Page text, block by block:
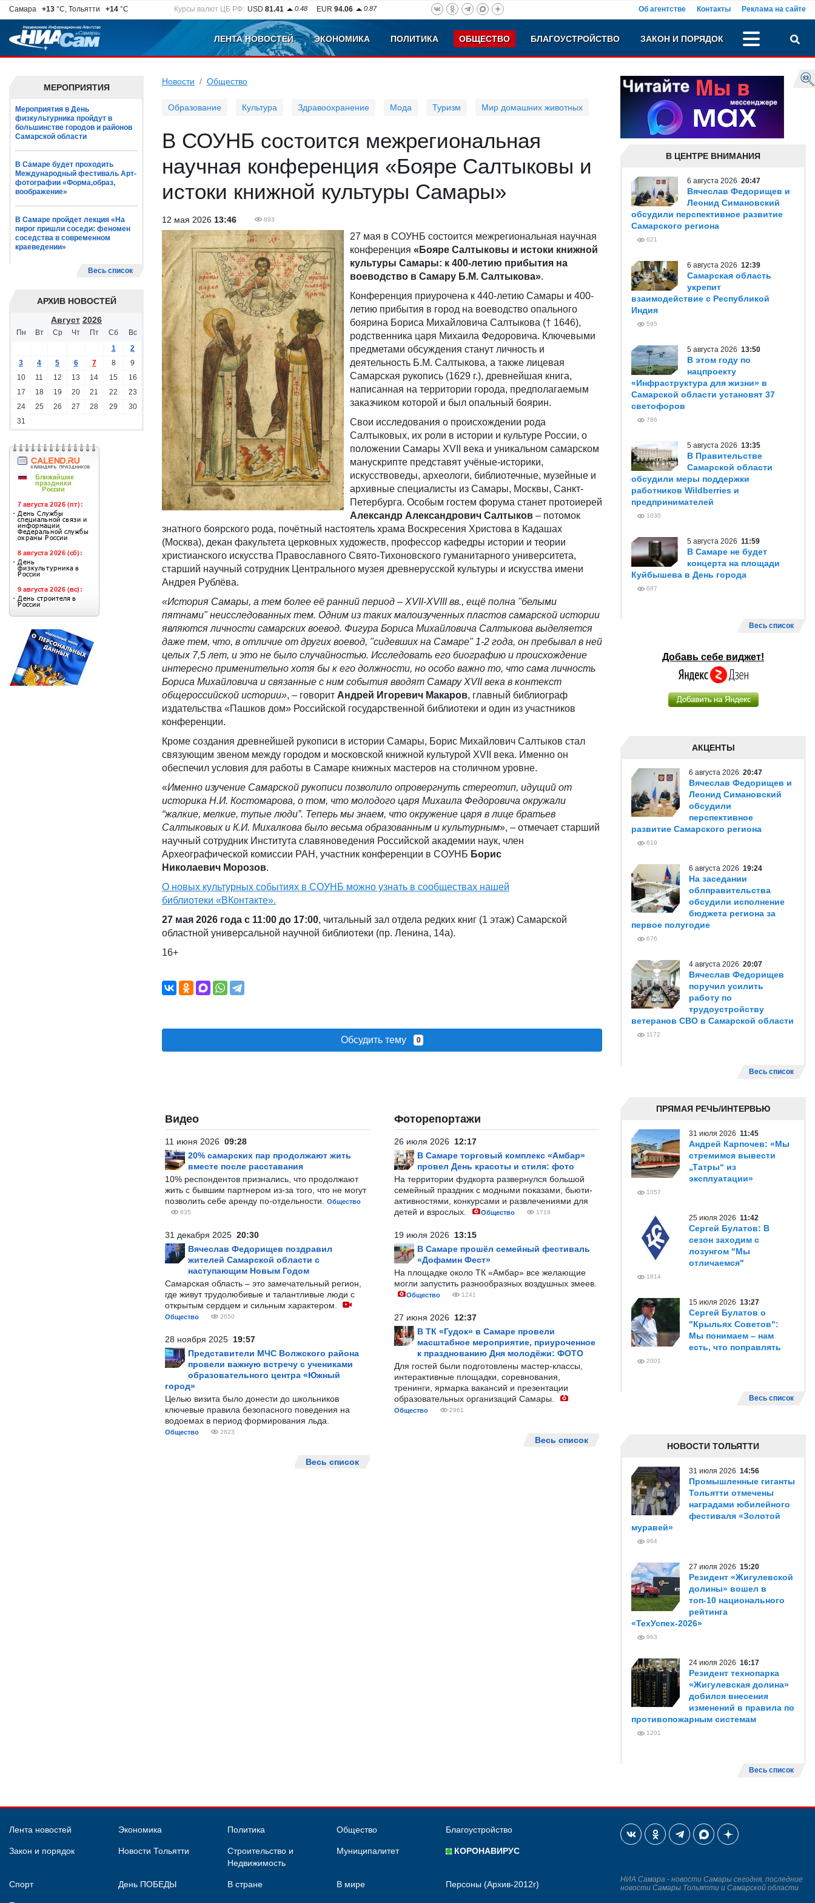
Самара +13 °C, Тольятти +14 °C Курсы валют ЦБ РФ: USD 81.41 0.48 EUR 94.06 0.87 Об агентстве Контакты Реклама на сайте
ЛЕНТА НОВОСТЕЙ ЭКОНОМИКА ПОЛИТИКА ОБЩЕСТВО БЛАГОУСТРОЙСТВО ЗАКОН И ПОРЯДОК
МЕРОПРИЯТИЯ
Мероприятия в День
физкультурника пройдут в
большинстве городов и районов
Самарской области
В Самаре будет проходить
Международный фестиваль Арт-
фотографии «Форма,образ,
воображение»
В Самаре пройдет лекция «На
пирог пришли соседи: феномен
соседства в современном
краеведении»
Весь список
АРХИВ НОВОСТЕЙ
Август 2026
Пн Вт Ср Чт Пт Сб
Вс
1
2
3
4 5 6 7 8
9
10
11 12 13 14 15
16
17
18 19 20 21 22
23
24
25 26 27 28 29
30
31
Новости Общество
Образование Культура Здравоохранение Мода Туризм Мир домашних животных
В СОУНБ состоится межрегиональная
научная конференция «Бояре Салтыковы и
истоки книжной культуры Самары»
12 мая 2026 13:46 893
27 мая в СОУНБ состоится межрегиональная научная
конференция «Бояре Салтыковы и истоки книжной
культуры Самары: к 400-летию прибытия на
воеводство в Самару Б.М. Салтыкова».
Конференция приурочена к 440-летию Самары и 400-
летию прибытия в город на воеводство опального
боярина Бориса Михайловича Салтыкова († 1646),
родственника царя Михаила Федоровича. Ключевыми
предметами обсуждения станут личность и
деятельность Б.М. Салтыкова, а также лицевая
Самарская рукопись (1629 г.), древнейшая книга,
написанная на территории города, предполагаемым
заказчиком которой и был опальный боярин.
Свои исследования о происхождении рода
Салтыковых, их роли в истории и культуре России, о
положении Самары XVII века и уникальном самарском
манускрипте представят учёные-историки,
искусствоведы, археологи, библиотечные, музейные и
архивные специалисты из Самары, Москвы, Санкт-
Петербурга. Особым гостем форума станет протоиерей
Александр Александрович Салтыков – потомок
знатного боярского рода, почётный настоятель храма Воскресения Христова в Кадашах
(Москва), декан факультета церковных художеств, профессор кафедры истории и теории
христианского искусства Православного Свято-Тихоновского гуманитарного университета,
старший научный сотрудник Центрального музея древнерусской культуры и искусства имени
Андрея Рублёва.
«История Самары, а тем более её ранний период – XVII-XVIII вв., ещё полна "белыми
пятнами" неисследованных тем. Одним из таких малоизученных пластов самарской истории
являются личности самарских воевод. Фигура Бориса Михайловича Салтыкова выделяется
даже тем, что, в отличие от других воевод, "сидевших на Самаре" 1-2 года, он пребывал в ней
целых 7,5 лет, и это не было случайностью. Исследовать его биографию и происхождение
интересно применительно хотя бы к его должности, но особо важно то, что сама личность
Бориса Михайловича и связанные с ним события вводят Самару XVII века в контекст
общероссийской истории», – говорит Андрей Игоревич Макаров, главный библиограф
издательства «Пашков дом» Российской государственной библиотеки и один из участников
конференции.
Кроме создания древнейшей рукописи в истории Самары, Борис Михайлович Салтыков стал
связующим звеном между городом и московской книжной культурой XVII века. Именно он
обеспечил условия для работы в Самаре книжных мастеров на столичном уровне.
«Именно изучение Самарской рукописи позволило опровергнуть стереотип, идущий от
историка Н.И. Костомарова, о том, что молодого царя Михаила Федоровича окружали
“жалкие, мелкие, тупые люди”. Теперь мы знаем, что окружение царя в лице братьев
Салтыковых и К.И. Михалкова было весьма образованным и культурным», – отмечает старший
научный сотрудник Института славяноведения Российской академии наук, член
Археографической комиссии РАН, участник конференции в СОУНБ Борис
Николаевич Морозов.
О новых культурных событиях в СОУНБ можно узнать в сообществах нашей
библиотеки «ВКонтакте».
27 мая 2026 года с 11:00 до 17:00, читальный зал отдела редких книг (1 этаж) Самарской
областной универсальной научной библиотеки (пр. Ленина, 14а).
16+
Обсудить тему 0
Видео
11 июня 2026 09:28
20% самарских пар продолжают жить
вместе после расставания
10% респондентов признались, что продолжают
жить с бывшим партнером из-за того, что не могут
позволить себе аренду по-отдельности.
Общество
835
31 декабря 2025 20:30
Вячеслав Федорищев поздравил
жителей Самарской области с
наступающим Новым Годом
Самарская область – это замечательный регион,
где живут трудолюбивые и талантливые люди с
открытым сердцем и сильным характером.
Общество 2650
28 ноября 2025 19:57
Представители МЧС Волжского района
провели важную встречу с учениками
образовательного центра «Южный
город»
Целью визита было донести до школьников
ключевые правила безопасного поведения на
водоемах в период формирования льда.
Общество 2823
Весь список
Фоторепортажи
26 июля 2026 12:17
В Самаре торговый комплекс «Амбар»
провел День красоты и стиля: фото
На территории фудкорта развернулся большой
семейный праздник с модными показами, бьюти-
активностями, конкурсами и развлечениями для
детей и взрослых.
Общество 1719
19 июля 2026 13:15
В Самаре прошёл семейный фестиваль
«Дофамин Фест»
На площадке около ТК «Амбар» все желающие
могли запустить разнообразных воздушных змеев.
Общество 1241
27 июня 2026 12:37
В ТК «Гудок» в Самаре провели
масштабное мероприятие, приуроченное
к празднованию Дня молодёжи: ФОТО
Для гостей были подготовлены мастер-классы,
интерактивные площадки, соревнования,
тренинги, ярмарка вакансий и презентации
образовательных организаций Самары.
Общество 2961
Весь список
В ЦЕНТРЕ ВНИМАНИЯ
6 августа 2026 20:47
Вячеслав Федорищев и
Леонид Симановский
обсудили перспективное развитие
Самарского региона
621
6 августа 2026 12:39
Самарская область
укрепит
взаимодействие с Республикой
Индия
595
5 августа 2026 13:50
В этом году по
нацпроекту
«Инфраструктура для жизни» в
Самарской области установят 37
светофоров
786
5 августа 2026 13:35
В Правительстве
Самарской области
обсудили меры поддержки
работников Wildberries и
предпринимателей
1030
5 августа 2026 11:59
В Самаре не будет
концерта на площади
Куйбышева в День города
687
Весь список
Добавь себе виджет!
АКЦЕНТЫ
6 августа 2026 20:47
Вячеслав Федорищев и
Леонид Симановский
обсудили
перспективное
развитие Самарского региона
619
6 августа 2026 19:24
На заседании
облправительства
обсудили исполнение
бюджета региона за
первое полугодие
676
4 августа 2026 20:07
Вячеслав Федорищев
поручил усилить
работу по
трудоустройству
ветеранов СВО в Самарской области
1172
Весь список
ПРЯМАЯ РЕЧЬ/ИНТЕРВЬЮ
31 июля 2026 11:45
Андрей Карпочев: «Мы
стремимся вывести
„Татры“ из
эксплуатации»
1057
25 июля 2026 11:42
Сергей Булатов: В
сезон заходим с
лозунгом "Мы
отличаемся"
1814
15 июля 2026 13:27
Сергей Булатов о
"Крыльях Советов":
Мы понимаем – нам
есть, что поправлять
2001
Весь список
НОВОСТИ ТОЛЬЯТТИ
31 июля 2026 14:56
Промышленные гиганты
Тольятти отмечены
наградами юбилейного
фестиваля «Золотой
муравей»
964
27 июля 2026 15:20
Резидент «Жигулевской
долины» вошел в
топ-10 национального
рейтинга
«ТехУспех-2026»
963
24 июля 2026 16:17
Резидент технопарка
«Жигулевская долина»
добился внесения
изменений в правила по
противопожарным системам
1201
Весь список
Лента новостей Экономика Политика Общество Благоустройство
Закон и порядок Новости Тольятти
Строительство и
Недвижимость
Муниципалитет КОРОНАВИРУС
Спорт День ПОБЕДЫ В стране В мире Персоны (Архив-2012г)
НИА Самара - новости Самары сегодня, последние
новости Самары Тольятти и Самарской области